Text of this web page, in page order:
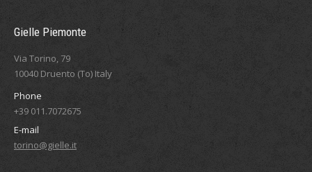
Gielle Piemonte
Via Torino, 79
10040 Druento (To) Italy
Phone
+39 011.7072675
E-mail
torino@gielle.it